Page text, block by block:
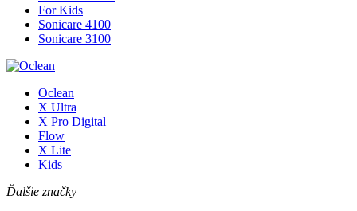
For Kids
Sonicare 4100
Sonicare 3100
Oclean
X Ultra
X Pro Digital
Flow
X Lite
Kids
Ďalšie značky